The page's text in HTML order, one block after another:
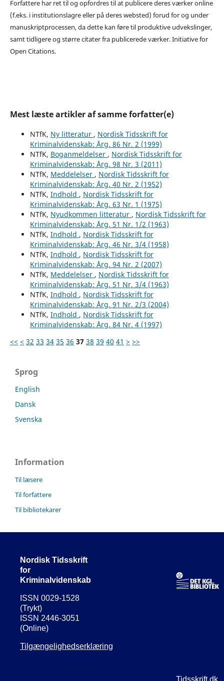
Forfattere har ret til og opfordres til at publicere deres værker online
(f.eks. i institutionslagre eller på deres websted) forud for og under
manuskriptprocessen, da dette kan føre til produktive udvekslinger,
samt tidligere og større citater fra publicerede værker. Initiative for
Open Citations.
Mest læste artikler af samme forfatter(e)
NTfK, Ny litteratur , Nordisk Tidsskrift for
Kriminalvidenskab: Årg. 86 Nr. 2 (1999)
NTfK, Boganmeldelser , Nordisk Tidsskrift for
Kriminalvidenskab: Årg. 98 Nr. 3 (2011)
NTfK, Meddelelser , Nordisk Tidsskrift for
Kriminalvidenskab: Årg. 40 Nr. 2 (1952)
NTfK, Indhold , Nordisk Tidsskrift for
Kriminalvidenskab: Årg. 63 Nr. 1 (1975)
NTfK, Nyudkommen litteratur , Nordisk Tidsskrift for
Kriminalvidenskab: Årg. 51 Nr. 1/2 (1963)
NTfK, Indhold , Nordisk Tidsskrift for
Kriminalvidenskab: Årg. 46 Nr. 3/4 (1958)
NTfK, Indhold , Nordisk Tidsskrift for
Kriminalvidenskab: Årg. 94 Nr. 2 (2007)
NTfK, Meddelelser , Nordisk Tidsskrift for
Kriminalvidenskab: Årg. 51 Nr. 3/4 (1963)
NTfK, Indhold , Nordisk Tidsskrift for
Kriminalvidenskab: Årg. 91 Nr. 2/3 (2004)
NTfK, Indhold , Nordisk Tidsskrift for
Kriminalvidenskab: Årg. 84 Nr. 4 (1997)
<< < 32 33 34 35 36 37 38 39 40 41 > >>
Sprog
English
Dansk
Svenska
Information
Til læsere
Til forfattere
Til bibliotekarer
Nordisk Tidsskrift
for
Kriminalvidenskab
ISSN 0029-1528
(Trykt)
ISSN 2446-3051
(Online)
Tilgængelighedserklæring